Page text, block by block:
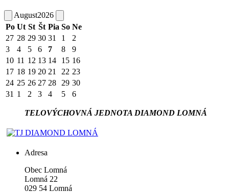
August2026
Po Ut St Št Pia So Ne
27 28 29 30 31 1
2
3
4 5 6 7 8
9
10 11 12 13 14 15 16
17 18 19 20 21 22 23
24 25 26 27 28 29 30
31 1 2 3 4 5 6
TELOVÝCHOVNÁ JEDNOTA DIAMOND LOMNÁ
Adresa
Obec Lomná
Lomná 22
029 54 Lomná